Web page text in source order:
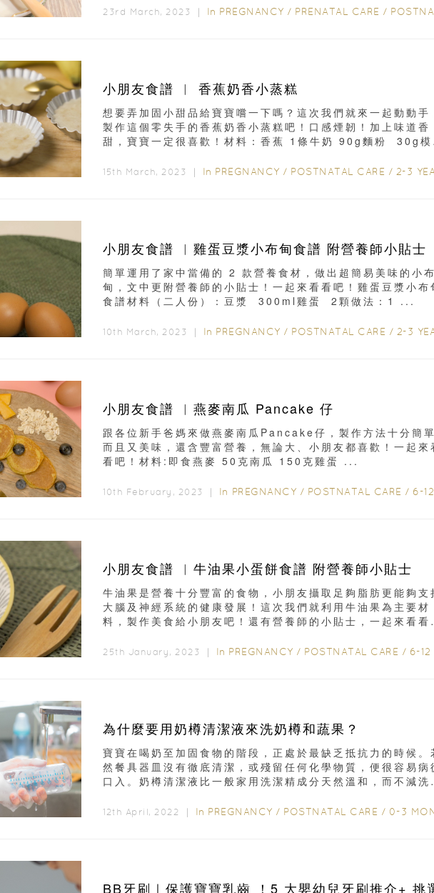
23rd March, 2023 ｜ In PREGNANCY / PRENATAL CARE / POSTNATAL
小朋友食譜 ︳ 香蕉奶香小蒸糕
想要弄加固小甜品給寶寶嚐一下嗎？這次我們就來一起動動手
製作這個零失手的香蕉奶香小蒸糕吧！口感煙韌！加上味道香
甜，寶寶一定很喜歡！材料：香蕉 1條牛奶 90g麵粉 30g模
15th March, 2023 ｜ In PREGNANCY / POSTNATAL CARE / 2-3
小朋友食譜 ︳雞蛋豆漿小布甸食譜 附營養師小貼士
簡單運用了家中當備的 2 款營養食材，做出超簡易美味的小布
甸，文中更附營養師的小貼士！一起來看看吧！雞蛋豆漿小布
食譜材料（二人份）：豆漿 300ml雞蛋 2顆做法：1 ...
10th March, 2023 ｜ In PREGNANCY / POSTNATAL CARE / 2-3
小朋友食譜 ︳燕麥南瓜 Pancake 仔
跟各位新手爸媽來做燕麥南瓜Pancake仔，製作方法十分簡單
而且又美味，還含豐富營養，無論大、小朋友都喜歡！一起來
看吧！材料:即食燕麥 50克南瓜 150克雞蛋 ...
10th February, 2023 ｜ In PREGNANCY / POSTNATAL CARE / 6-12 MONTHS
小朋友食譜 ︳牛油果小蛋餅食譜 附營養師小貼士
牛油果是營養十分豐富的食物，小朋友攝取足夠脂肪更能夠支
大腦及神經系統的健康發展！這次我們就利用牛油果為主要材
料，製作美食給小朋友吧！還有營養師的小貼士，一起來看看
25th January, 2023 ｜ In PREGNANCY / POSTNATAL CARE / 6-12 MONTHS
為什麼要用奶樽清潔液來洗奶樽和蔬果？
寶寶在喝奶至加固食物的階段，正處於最缺乏抵抗力的時候。
然餐具器皿沒有徹底清潔，或殘留任何化學物質，便很容易病
口入。奶樽清潔液比一般家用洗潔精成分天然溫和，而不減洗
12th April, 2022 ｜ In PREGNANCY / POSTNATAL CARE / 0-3
BB牙刷｜保護寶寶乳齒 ！5 大嬰幼兒牙刷推介+ 挑